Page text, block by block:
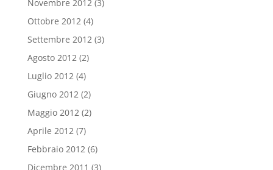
Novembre 2012(3)
Ottobre 2012(4)
Settembre 2012(3)
Agosto 2012(2)
Luglio 2012(4)
Giugno 2012(2)
Maggio 2012(2)
Aprile 2012(7)
Febbraio 2012(6)
Dicembre 2011 (3)